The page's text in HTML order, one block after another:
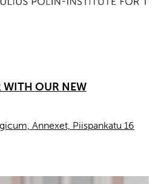
WITH OUR NEW
Annexet, Piispankatu 16